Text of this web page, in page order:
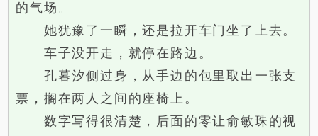
的气场。
她犹豫了一瞬，还是拉开车门坐了上去。
车子没开走，就停在路边。
孔暮汐侧过身，从手边的包里取出一张支
票，搁在两人之间的座椅上。
数字写得很清楚，后面的零让俞敏珠的视